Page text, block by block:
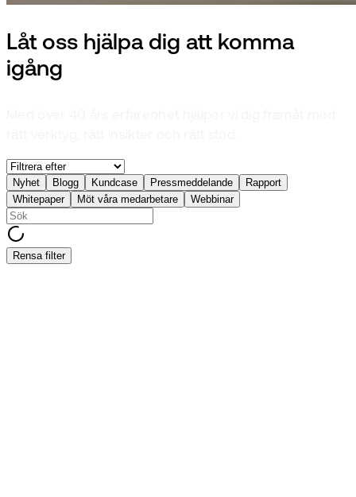
Låt oss hjälpa dig att komma
igång
Nyhet Blogg Kundcase Pressmeddelande
Rapport
Whitepaper
Möt våra medarbetare Webbinar
Rensa filter